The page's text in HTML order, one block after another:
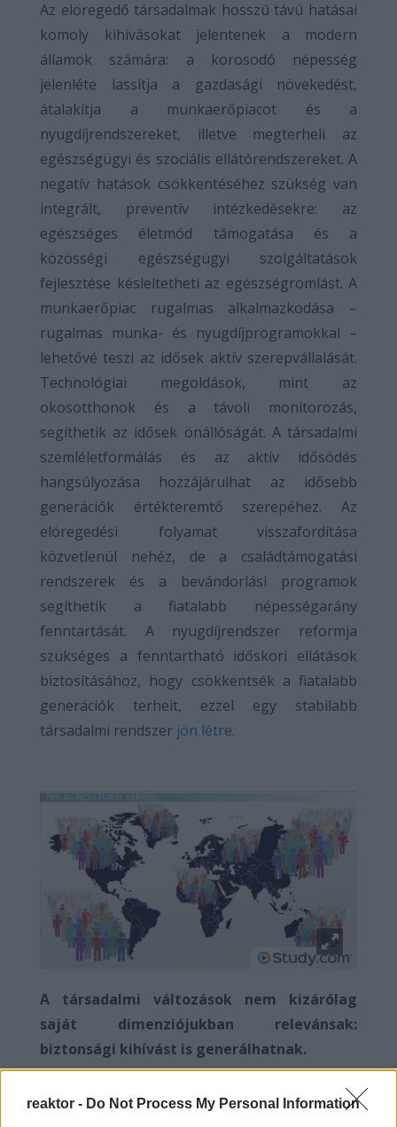
reaktor - Do Not Process My Personal Information
Az elöregedő társadalmak hosszú távú hatásai
komoly kihívásokat jelentenek a modern
államok számára: a korosodó népesség
jelenléte lassítja a gazdasági növekedést,
átalakítja a munkaerőpiacot és a
nyugdíjrendszereket, illetve megterheli az
egészségügyi és szociális ellátórendszereket. A
negatív hatások csökkentéséhez szükség van
integrált, preventív intézkedésekre: az
egészséges életmód támogatása és a
közösségi egészségügyi szolgáltatások
fejlesztése késleltetheti az egészségromlást. A
munkaerőpiac rugalmas alkalmazkodása –
rugalmas munka- és nyugdíjprogramokkal –
lehetővé teszi az idősek aktív szerepvállalását.
Technológiai megoldások, mint az
okosotthonok és a távoli monitorozás,
segíthetik az idősek önállóságát. A társadalmi
szemléletformálás és az aktív idősödés
hangsúlyozása hozzájárulhat az idősebb
generációk értékteremtő szerepéhez. Az
elöregedési folyamat visszafordítása
közvetlenül nehéz, de a családtámogatási
rendszerek és a bevándorlási programok
segíthetik a fiatalabb népességarány
fenntartását. A nyugdíjrendszer reformja
szükséges a fenntartható időskori ellátások
biztosításához, hogy csökkentsék a fiatalabb
generációk terheit, ezzel egy stabilabb
társadalmi rendszer jön létre.
A társadalmi változások nem kizárólag
saját dimenziójukban relevánsak:
biztonsági kihívást is generálhatnak.
A modern világ demográfiai és környezeti
kihívásai egyre összetettebbé és szorosabbá